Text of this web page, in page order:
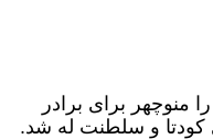
منوچهر برای برادر
کودتا و سلطنت له شد.